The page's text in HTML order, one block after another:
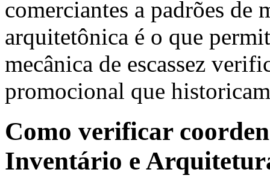
comerciantes a padrões de
arquitetônica é o que
mecânica de escassez
promocional que
Como verificar
Inventário e